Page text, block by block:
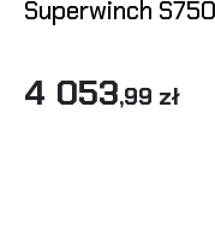
Superwinch
4 053,99 zł